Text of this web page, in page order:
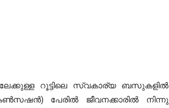
റൂട്ടിലെ സ്വകാര്യ ബസുകളിൽ
(കൺസഷൻ) പേരിൽ ജീവനക്കാരിൽ നിന്നു